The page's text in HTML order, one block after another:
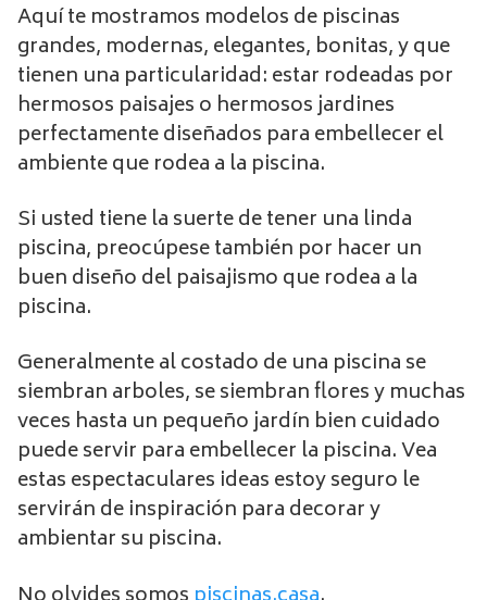
Aquí te mostramos modelos de piscinas
grandes, modernas, elegantes, bonitas, y que
tienen una particularidad: estar rodeadas por
hermosos paisajes o hermosos jardines
perfectamente diseñados para embellecer el
ambiente que rodea a la piscina.
Si usted tiene la suerte de tener una linda
piscina, preocúpese también por hacer un
buen diseño del paisajismo que rodea a la
piscina.
Generalmente al costado de una piscina se
siembran arboles, se siembran flores y muchas
veces hasta un pequeño jardín bien cuidado
puede servir para embellecer la piscina. Vea
estas espectaculares ideas estoy seguro le
servirán de inspiración para decorar y
ambientar su piscina.